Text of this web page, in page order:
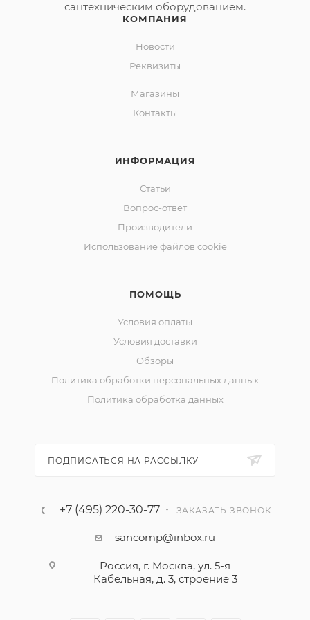
сантехническим оборудованием.
КОМПАНИЯ
Новости
Реквизиты
Магазины
Контакты
ИНФОРМАЦИЯ
Статьи
Вопрос-ответ
Производители
Использование файлов cookie
ПОМОЩЬ
Условия оплаты
Условия доставки
Обзоры
Политика обработки персональных данных
Политика обработка данных
ПОДПИСАТЬСЯ НА РАССЫЛКУ
+7 (495) 220-30-77 ЗАКАЗАТЬ ЗВОНОК
sancomp@inbox.ru
Россия, г. Москва, ул. 5-я
Кабельная, д. 3, строение 3